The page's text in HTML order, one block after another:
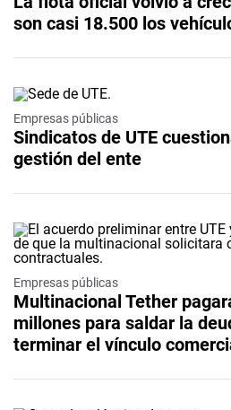
son casi 18.500 los
Empresas públicas
Sindicatos de UTE
gestión del ente
Empresas públicas
Multinacional Tether
millones para saldar la
terminar el vínculo